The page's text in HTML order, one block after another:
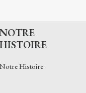
HISTOIRE
Notre Histoire